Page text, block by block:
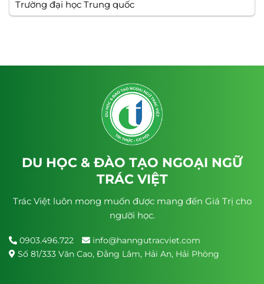
Trường đại học Trung quốc
DU HỌC & ĐÀO TẠO NGOẠI NGỮ
TRÁC VIỆT
Trác Việt luôn mong muốn được mang đến Giá Trị cho
người học.
0903.496.722
info@hanngutracviet.com
Số 81/333 Văn Cao, Đằng Lâm, Hải An, Hải Phòng